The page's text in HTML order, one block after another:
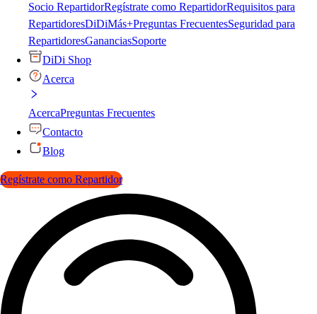
Socio RepartidorRegístrate como RepartidorRequisitos para
RepartidoresDiDiMás+Preguntas FrecuentesSeguridad para
RepartidoresGananciasSoporte
DiDi Shop
Acerca
AcercaPreguntas Frecuentes
Contacto
Blog
Regístrate como Repartidor